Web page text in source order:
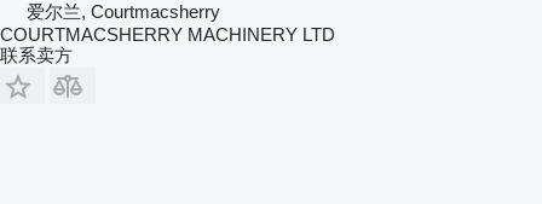
爱尔兰, Courtmacsherry
COURTMACSHERRY MACHINERY LTD
联系卖方